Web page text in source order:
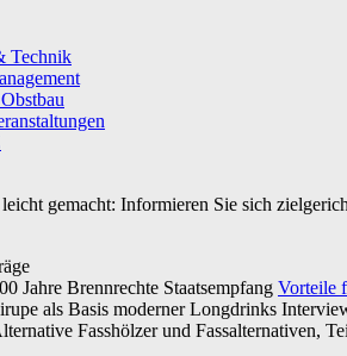
Technik
gemacht: Informieren Sie sich
Jahre Brennrechte Staatsempfang Vorteile
als Basis moderner Longdrinks
Fasshölzer und Fassalternativen,